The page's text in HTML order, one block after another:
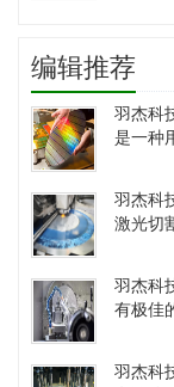
编辑推荐
羽杰科
是一种
羽杰科
激光切
羽杰科
有极佳
羽杰科